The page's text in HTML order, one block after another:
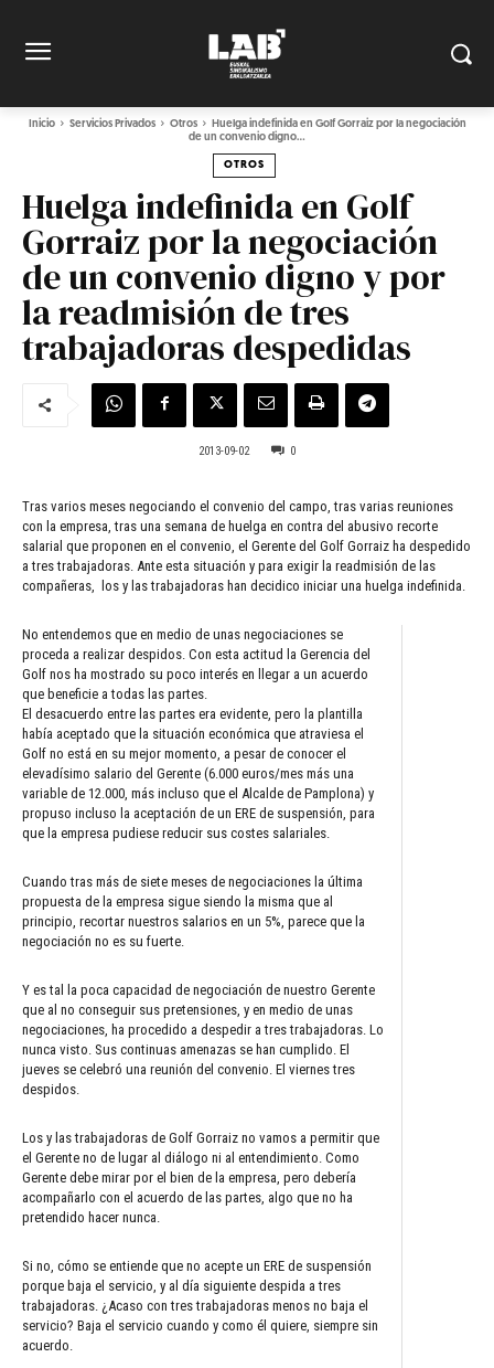
Inicio Servicios Privados Otros
Huelga indefinida en Golf Gorraiz por la negociación
de un convenio digno...
OTROS
Huelga indefinida en Golf
Gorraiz por la negociación
de un convenio digno y por
la readmisión de tres
trabajadoras despedidas
2013-09-02 0
Tras varios meses negociando el convenio del campo, tras varias reuniones
con la empresa, tras una semana de huelga en contra del abusivo recorte
salarial que proponen en el convenio, el Gerente del Golf Gorraiz ha despedido
a tres trabajadoras. Ante esta situación y para exigir la readmisión de las
compañeras, los y las trabajadoras han decidico iniciar una huelga indefinida.
No entendemos que en medio de unas negociaciones se
proceda a realizar despidos. Con esta actitud la Gerencia del
Golf nos ha mostrado su poco interés en llegar a un acuerdo
que beneficie a todas las partes.
El desacuerdo entre las partes era evidente, pero la plantilla
había aceptado que la situación económica que atraviesa el
Golf no está en su mejor momento, a pesar de conocer el
elevadísimo salario del Gerente (6.000 euros/mes más una
variable de 12.000, más incluso que el Alcalde de Pamplona) y
propuso incluso la aceptación de un ERE de suspensión, para
que la empresa pudiese reducir sus costes salariales.
Cuando tras más de siete meses de negociaciones la última
propuesta de la empresa sigue siendo la misma que al
principio, recortar nuestros salarios en un 5%, parece que la
negociación no es su fuerte.
Y es tal la poca capacidad de negociación de nuestro Gerente
que al no conseguir sus pretensiones, y en medio de unas
negociaciones, ha procedido a despedir a tres trabajadoras. Lo
nunca visto. Sus continuas amenazas se han cumplido. El
jueves se celebró una reunión del convenio. El viernes tres
despidos.
Los y las trabajadoras de Golf Gorraiz no vamos a permitir que
el Gerente no de lugar al diálogo ni al entendimiento. Como
Gerente debe mirar por el bien de la empresa, pero debería
acompañarlo con el acuerdo de las partes, algo que no ha
pretendido hacer nunca.
Si no, cómo se entiende que no acepte un ERE de suspensión
porque baja el servicio, y al día siguiente despida a tres
trabajadoras. ¿Acaso con tres trabajadoras menos no baja el
servicio? Baja el servicio cuando y como él quiere, siempre sin
acuerdo.